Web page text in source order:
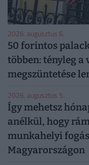
2026. augusztus 6.
50 forintos
többen: tényleg a
megszüntetése
2026. augusztus 5.
Így mehetsz
anélkül, hogy
munkahelyi
Magyarországon